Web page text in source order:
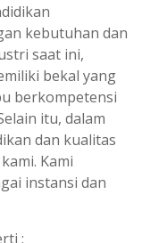
kebutuhan dan
saat ini,
bekal yang
berkompetensi
itu, dalam
dan kualitas
Kami
instansi dan
: